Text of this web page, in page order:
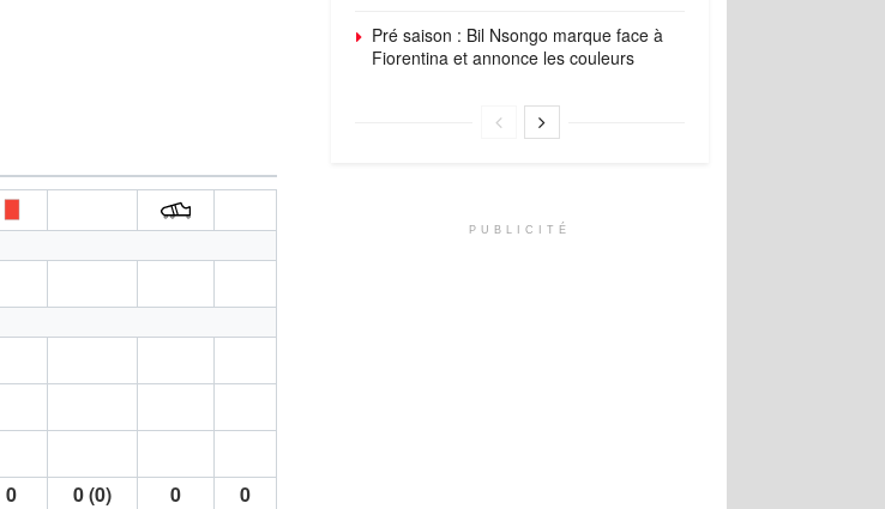
0 0 (0) 0 0
Pré saison : Bil Nsongo marque face à
Fiorentina et annonce les couleurs
PUBLICITÉ